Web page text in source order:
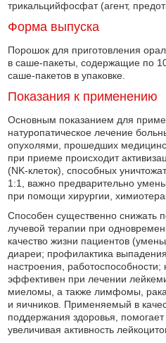
трикальцийфосфат (агент,
Форма выпуска
Порошок для приготовления
в саше-пакеты, содержащие по
саше-пакетов в упаковке.
Показания к применению
Основным показанием для
натуропатическое лечение
опухолями, прошедших
при приеме происходит
(NK-клеток), способных
1:1, важно предварительно
при помощи хирургии,
Способен существенно снижать
лучевой терапии при
качество жизни пациентов
диареи; профилактика
настроения,
эффективен при лечении
миеломы, а также лимфомы,
и яичников. Применяемый в
поддержания здоровья,
увеличивая активность